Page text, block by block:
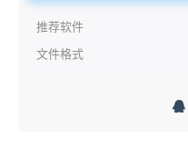
推荐软件
文件格式